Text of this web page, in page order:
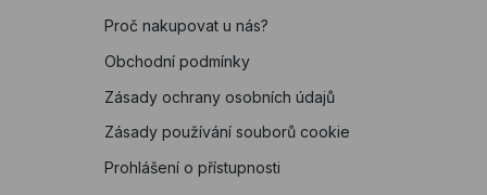
Proč nakupovat u nás?
Obchodní podmínky
Zásady ochrany osobních údajů
Zásady používání souborů cookie
Prohlášení o přístupnosti